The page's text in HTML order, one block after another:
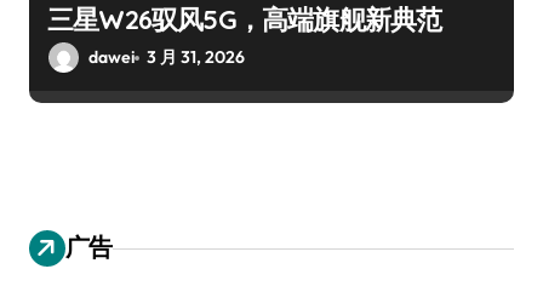
三星W26驭风5G，高端旗舰新典范
dawei 3 月 31, 2026
广告